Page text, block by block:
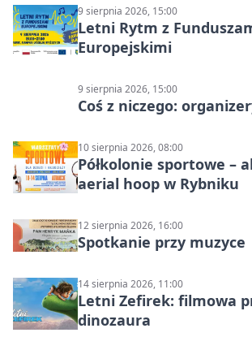
9 sierpnia 2026, 15:00
Letni Rytm z
Europejskimi
9 sierpnia 2026, 15:00
Coś z niczego:
10 sierpnia 2026, 08:00
Półkolonie sportowe –
aerial hoop w Rybniku
12 sierpnia 2026, 16:00
Spotkanie przy muzyce
14 sierpnia 2026, 11:00
Letni Zefirek: filmowa
dinozaura